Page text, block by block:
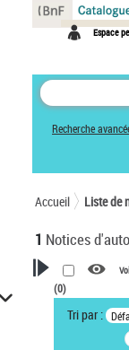
Espace
Recherche
Accueil Liste de
1 Notices
VOTRE
Recherche
notices
(0)
Tri par :
Panneau de gestion des